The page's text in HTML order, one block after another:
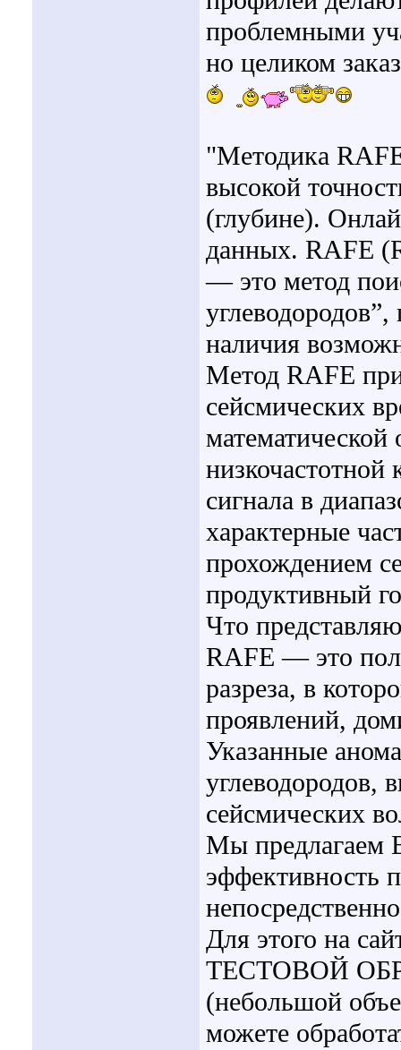
проблемными
но целиком
"Методика
высокой
(глубине).
данных. RAFE
— это метод
наличия
Метод RAFE
сейсмических
математической
низкочастотной
сигнала в
характерные
прохождением
продуктивный
Что
RAFE — это
разреза, в
проявлений,
Указанные
углеводородов,
сейсмических
Мы предлагаем
эффективность
Для этого на
ТЕСТОВОЙ
(небольшой
можете